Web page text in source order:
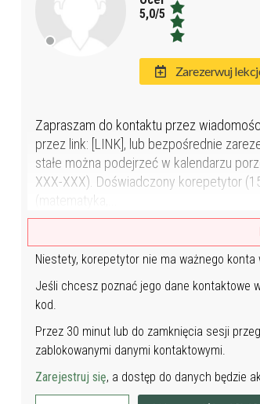
5,0/5,0
Zarezerwuj
Zapraszam do kontaktu przez
przez link: [LINK], lub bezpośrednie
stałe można podejrzeć w kalendarzu
XXX-XXX). Doświadczony korepetytor
(matematyka,...
Niestety, korepetytor nie ma ważnego
Jeśli chcesz poznać jego dane kontaktowe
kod.
Przez 30 minut lub do zamknięcia sesji
zablokowanymi danymi kontaktowymi.
Zarejestruj się, a dostęp do danych będzie